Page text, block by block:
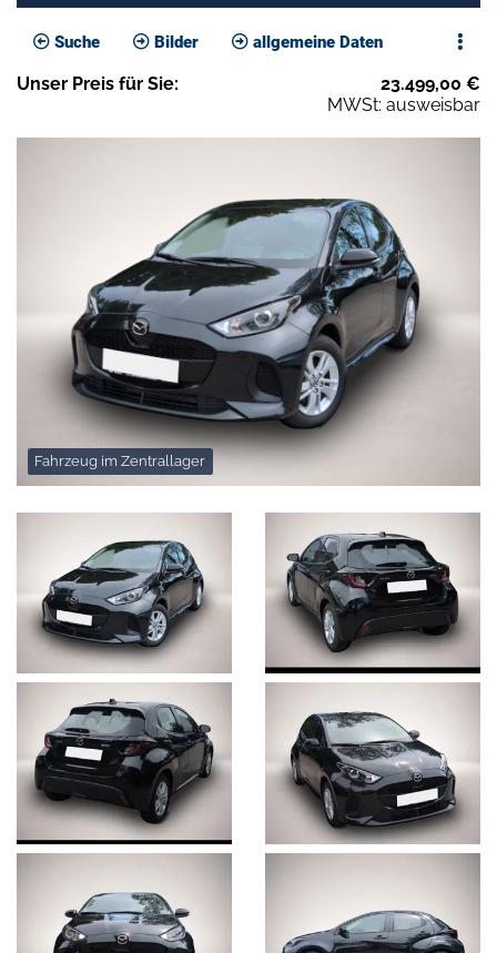
Suche Bilder allgemeine Daten
Unser Preis für Sie: 23.499,00 €
MWSt: ausweisbar
Fahrzeug im Zentrallager